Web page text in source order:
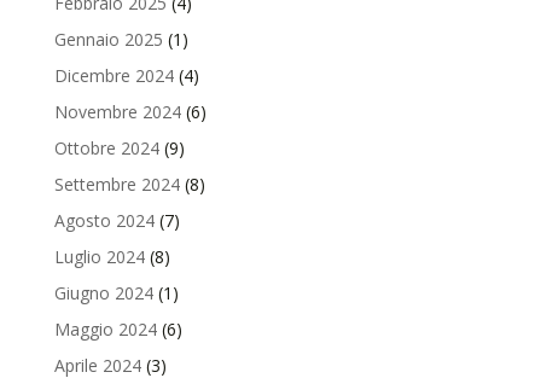
Gennaio 2025 (1)
Dicembre 2024(4)
Novembre 2024(6)
Ottobre 2024(9)
Settembre 2024(8)
Agosto 2024(7)
Luglio 2024(8)
Giugno 2024(1)
Maggio 2024(6)
Aprile 2024(3)